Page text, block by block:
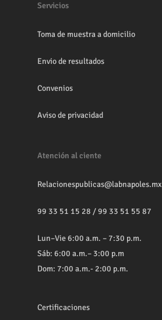
Servicios
Toma de muestra a domicilio
Envio de resultados
Convenios
Aviso de privacidad
Atención al ciente
Relacionespublicas@labnapoles.mx
99 33 51 15 28 /99 33 51 55 87
Lun–Vie 6:00 a.m. – 7:30 p.m.
Sáb: 6:00 a.m.– 3:00 p.m
Dom: 7:00 a.m.- 2:00 p.m.
Certificaciones